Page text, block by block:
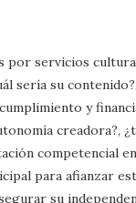
por servicios
sería su
y
creadora?,
competencial
para afianzar
su